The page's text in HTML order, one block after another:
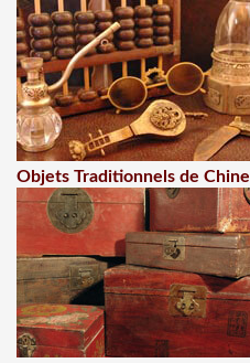
Objets Traditionnels de Chine